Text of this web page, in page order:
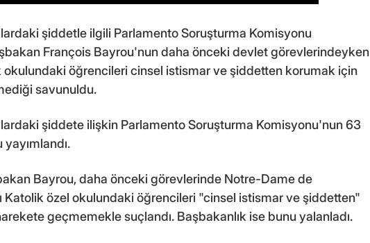
şiddetle ilgili Parlamento Soruşturma Komisyonu
François Bayrou'nun daha önceki devlet görevlerindeyken
okulundaki öğrencileri cinsel istismar ve şiddetten korumak için
savunuldu.
şiddete ilişkin Parlamento Soruşturma Komisyonu'nun 63
Bayrou, daha önceki görevlerinde Notre-Dame de
Katolik özel okulundaki öğrencileri "cinsel istismar ve şiddetten"
geçmemekle suçlandı. Başbakanlık ise bunu yalanladı.